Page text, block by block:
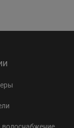
водоснабжение,